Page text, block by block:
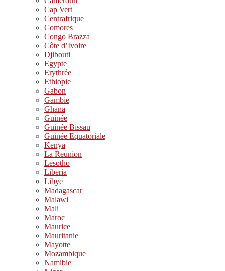
Cap Vert
Centrafrique
Comores
Congo Brazza
Côte d’Ivoire
Djibouti
Egypte
Erythrée
Ethiopie
Gabon
Gambie
Ghana
Guinée
Guinée Bissau
Guinée Equatoriale
Kenya
La Reunion
Lesotho
Liberia
Libye
Madagascar
Malawi
Mali
Maroc
Maurice
Mauritanie
Mayotte
Mozambique
Namibie